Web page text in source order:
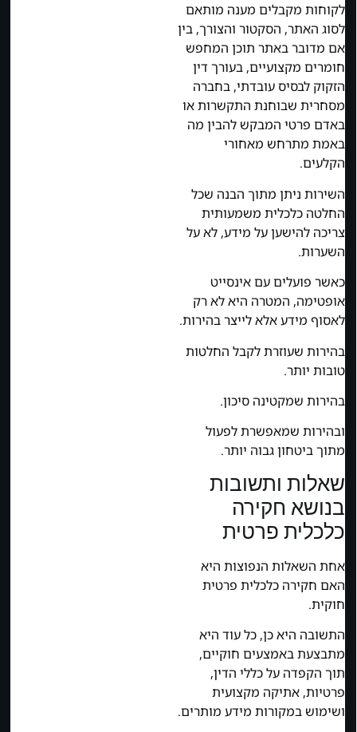
לקוחות מקבלים מענה מותאם
לסוג האתר, הסקטור והצורך, בין
אם מדובר באתר תוכן המחפש
חומרים מקצועיים, בעורך דין
הזקוק לבסיס עובדתי, בחברה
מסחרית שבוחנת התקשרות או
באדם פרטי המבקש להבין מה
באמת מתרחש מאחורי
הקלעים.
השירות ניתן מתוך הבנה שכל
החלטה כלכלית משמעותית
צריכה להישען על מידע, לא על
השערות.
כאשר פועלים עם אינסייט
אופטימה, המטרה היא לא רק
לאסוף מידע אלא לייצר בהירות.
בהירות שעוזרת לקבל החלטות
טובות יותר.
בהירות שמקטינה סיכון.
ובהירות שמאפשרת לפעול
מתוך ביטחון גבוה יותר.
שאלות ותשובות
בנושא חקירה
כלכלית פרטית
אחת השאלות הנפוצות היא
האם חקירה כלכלית פרטית
חוקית.
התשובה היא כן, כל עוד היא
מתבצעת באמצעים חוקיים,
תוך הקפדה על כללי הדין,
פרטיות, אתיקה מקצועית
ושימוש במקורות מידע מותרים.